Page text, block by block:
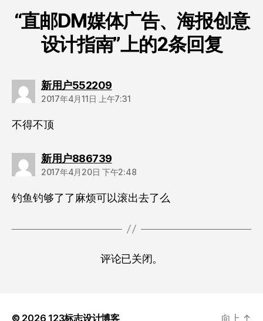
“直邮DM媒体广告、海报创意
设计指南”上的2条回复
新用户552209说：
2017年4月11日 上午7:31
不得不顶
新用户886739说：
2017年4月20日 下午2:48
钓鱼钓够了了麻烦可以滚出去了么
评论已关闭。
© 2026 123标志设计博客 向上 ↑